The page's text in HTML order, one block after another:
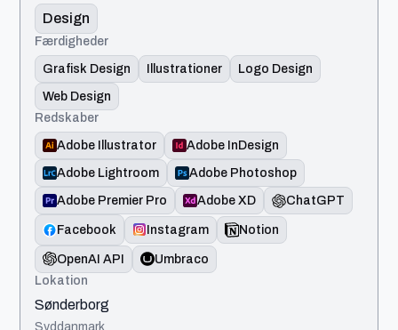
Design
Færdigheder
Grafisk Design
Illustrationer
Logo Design
Web Design
Redskaber
Adobe Illustrator
Adobe InDesign
Adobe Lightroom
Adobe Photoshop
Adobe Premier Pro
Adobe XD
ChatGPT
Facebook
Instagram
Notion
OpenAI API
Umbraco
Lokation
Sønderborg